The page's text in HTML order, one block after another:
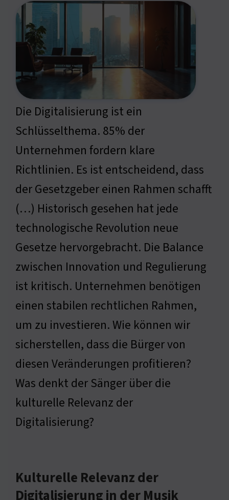
Die Digitalisierung ist ein
Schlüsselthema. 85% der
Unternehmen fordern klare
Richtlinien. Es ist entscheidend, dass
der Gesetzgeber einen Rahmen schafft
(…) Historisch gesehen hat jede
technologische Revolution neue
Gesetze hervorgebracht. Die Balance
zwischen Innovation und Regulierung
ist kritisch. Unternehmen benötigen
einen stabilen rechtlichen Rahmen,
um zu investieren. Wie können wir
sicherstellen, dass die Bürger von
diesen Veränderungen profitieren?
Was denkt der Sänger über die
kulturelle Relevanz der
Digitalisierung?
Kulturelle Relevanz der
Digitalisierung in der Musik